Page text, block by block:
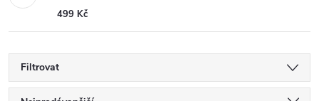
499 Kč
Filtrovat